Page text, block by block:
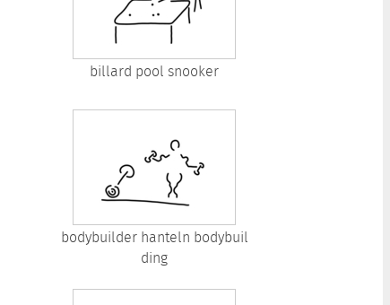
billard pool snooker
bodybuilder hanteln bodybuil
ding